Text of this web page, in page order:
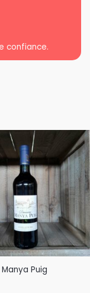
confiance.
Puig